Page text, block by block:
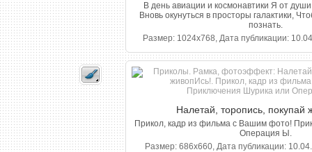
В день авиации и космонавтики Я от
Вновь окунуться в просторы галактики,
познать.
Размер: 1024x768, Дата публикации:
Налетай, торопись, покупай
Прикол, кадр из фильма с Вашим фото!
Операция Ы.
Размер: 686x660, Дата публикации: